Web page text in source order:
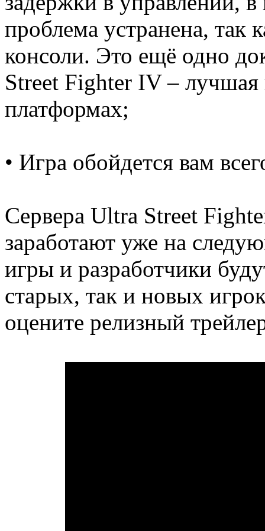
проблема устранена, так
консоли. Это ещё одно
Street Fighter IV – лучшая
платформах;
• Игра обойдется вам
Сервера Ultra Street
заработают уже на
игры и разработчики
старых, так и новых
оцените релизный